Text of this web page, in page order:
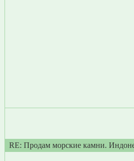
RE: Продам морские камни.